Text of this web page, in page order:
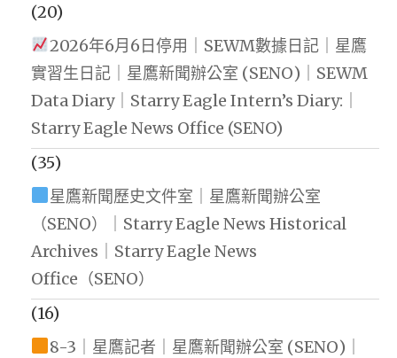
(20)
2026年6月6日停用｜SEWM數據日記｜星鷹
實習生日記｜星鷹新聞辦公室 (SENO)｜SEWM
Data Diary｜Starry Eagle Intern’s Diary:｜
Starry Eagle News Office (SENO)
(35)
星鷹新聞歷史文件室｜星鷹新聞辦公室
（SENO）｜Starry Eagle News Historical
Archives｜Starry Eagle News
Office（SENO）
(16)
8-3｜星鷹記者｜星鷹新聞辦公室 (SENO)｜